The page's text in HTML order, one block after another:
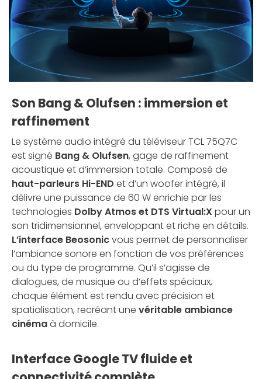
Son Bang & Olufsen : immersion et
raffinement
Le système audio intégré du téléviseur TCL 75Q7C
est signé Bang & Olufsen, gage de raffinement
acoustique et d’immersion totale. Composé de
haut-parleurs Hi-END et d’un woofer intégré, il
délivre une puissance de 60 W enrichie par les
technologies Dolby Atmos et DTS Virtual:X pour un
son tridimensionnel, enveloppant et riche en détails.
L’interface Beosonicvous permet de personnaliser
l’ambiance sonore en fonction de vos préférences
ou du type de programme. Qu’il s’agisse de
dialogues, de musique ou d’effets spéciaux,
chaque élément est rendu avec précision et
spatialisation, recréant une véritable ambiance
cinémaà domicile.
Interface Google TV fluide et